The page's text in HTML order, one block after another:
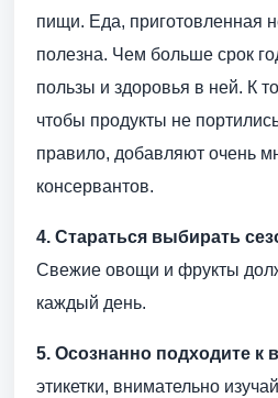
пищи. Еда, приготовленная
полезна. Чем больше срок
пользы и здоровья в ней. К
чтобы продукты не
правило, добавляют очень
консервантов.
4. Стараться выбирать
Свежие овощи и фрукты
каждый день.
5. Осознанно подходите к
этикетки, внимательно